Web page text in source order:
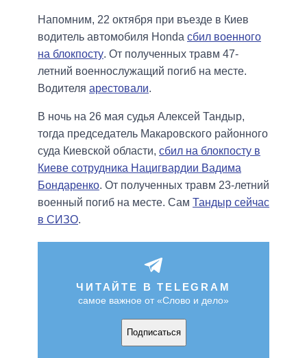
Напомним, 22 октября при въезде в Киев
водитель автомобиля Honda сбил военного
на блокпосту. От полученных травм 47-
летний военнослужащий погиб на месте.
Водителя арестовали.
В ночь на 26 мая судья Алексей Тандыр,
тогда председатель Макаровского районного
суда Киевской области, сбил на блокпосту в
Киеве сотрудника Нацигвардии Вадима
Бондаренко. От полученных травм 23-летний
военный погиб на месте. Сам Тандыр сейчас
в СИЗО.
ЧИТАЙТЕ В TELEGRAM
самое важное от «Слово и дело»
Подписаться